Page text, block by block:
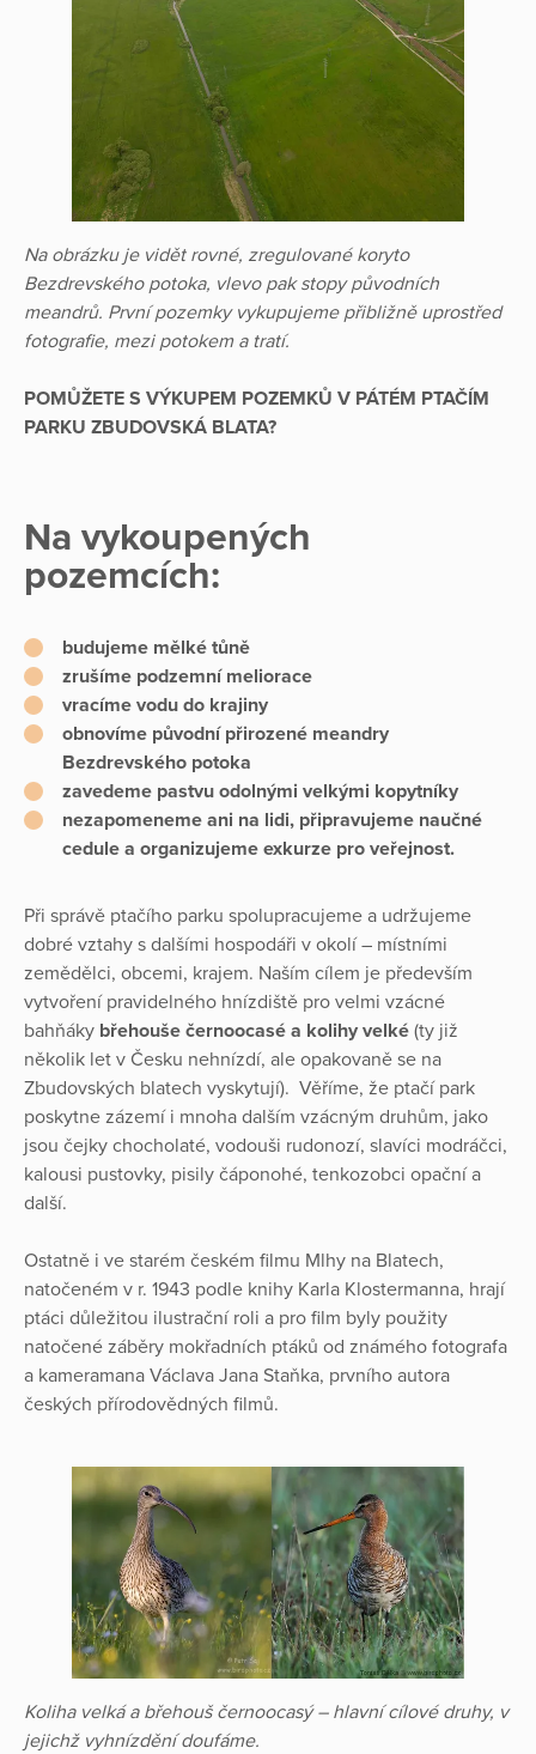
Na obrázku je vidět rovné, zregulované koryto
Bezdrevského potoka, vlevo pak stopy původních
meandrů. První pozemky vykupujeme přibližně uprostřed
fotografie, mezi potokem a tratí.
POMŮŽETE S VÝKUPEM POZEMKŮ V PÁTÉM PTAČÍM
PARKU ZBUDOVSKÁ BLATA?
Na vykoupených
pozemcích:
budujeme mělké tůně
zrušíme podzemní meliorace
vracíme vodu do krajiny
obnovíme původní přirozené meandry
Bezdrevského potoka
zavedeme pastvu odolnými velkými kopytníky
nezapomeneme ani na lidi, připravujeme naučné
cedule a organizujeme exkurze pro veřejnost.
Při správě ptačího parku spolupracujeme a udržujeme
dobré vztahy s dalšími hospodáři v okolí – místními
zemědělci, obcemi, krajem. Naším cílem je především
vytvoření pravidelného hnízdiště pro velmi vzácné
bahňáky břehouše černoocasé a kolihy velké (ty již
několik let v Česku nehnízdí, ale opakovaně se na
Zbudovských blatech vyskytují). Věříme, že ptačí park
poskytne zázemí i mnoha dalším vzácným druhům, jako
jsou čejky chocholaté, vodouši rudonozí, slavíci modráčci,
kalousi pustovky, pisily čáponohé, tenkozobci opační a
další.
Ostatně i ve starém českém filmu Mlhy na Blatech,
natočeném v r. 1943 podle knihy Karla Klostermanna, hrají
ptáci důležitou ilustrační roli a pro film byly použity
natočené záběry mokřadních ptáků od známého fotografa
a kameramana Václava Jana Staňka, prvního autora
českých přírodovědných filmů.
Koliha velká a břehouš černoocasý – hlavní cílové druhy, v
jejichž vyhnízdění doufáme.